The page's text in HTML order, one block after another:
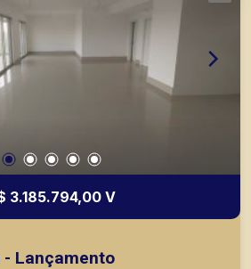
3.185.794,00 V
Lançamento